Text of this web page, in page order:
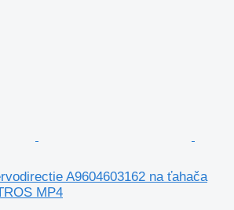
A9604603162 na ťahača
MP4